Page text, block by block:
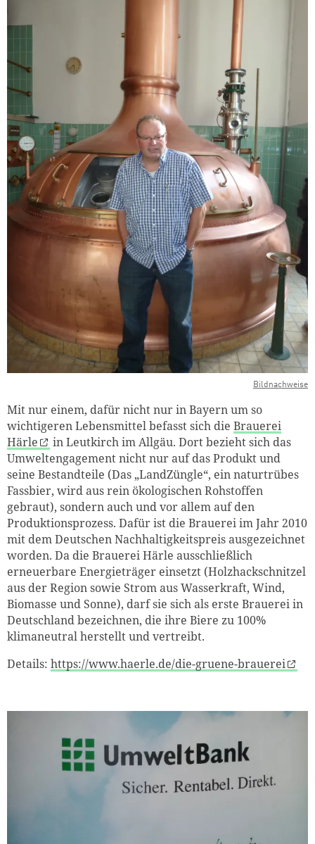
Bildnachweise
Mit nur einem, dafür nicht nur in Bayern um so
wichtigeren Lebensmittel befasst sich die Brauerei
Härle
in Leutkirch im Allgäu. Dort bezieht sich das
Umweltengagement nicht nur auf das Produkt und
seine Bestandteile (Das „LandZüngle“, ein naturtrübes
Fassbier, wird aus rein ökologischen Rohstoffen
gebraut), sondern auch und vor allem auf den
Produktionsprozess. Dafür ist die Brauerei im Jahr 2010
mit dem Deutschen Nachhaltigkeitspreis ausgezeichnet
worden. Da die Brauerei Härle ausschließlich
erneuerbare Energieträger einsetzt (Holzhackschnitzel
aus der Region sowie Strom aus Wasserkraft, Wind,
Biomasse und Sonne), darf sie sich als erste Brauerei in
Deutschland bezeichnen, die ihre Biere zu 100%
klimaneutral herstellt und vertreibt.
Details: https://www.haerle.de/die-gruene-brauerei